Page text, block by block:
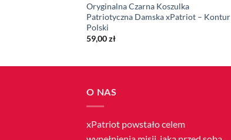
Oryginalna Czarna Koszulka
Patriotyczna Damska xPatriot – Kontur
Polski
59,00zł
O NAS
xPatriot powstało celem